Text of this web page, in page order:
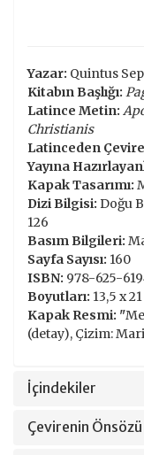
Yazar: Quintus
Kitabın Başlığı:
Latince Metin:
Christianis
Latinceden
Yayına
Kapak Tasarımı:
Dizi Bilgisi: Doğu
126
Basım Bilgileri:
Sayfa Sayısı: 160
ISBN: 978-625-
Boyutları: 13,5 x 21
Kapak Resmi: "
(detay), Çizim:
İçindekiler
Çevirenin Önsözü